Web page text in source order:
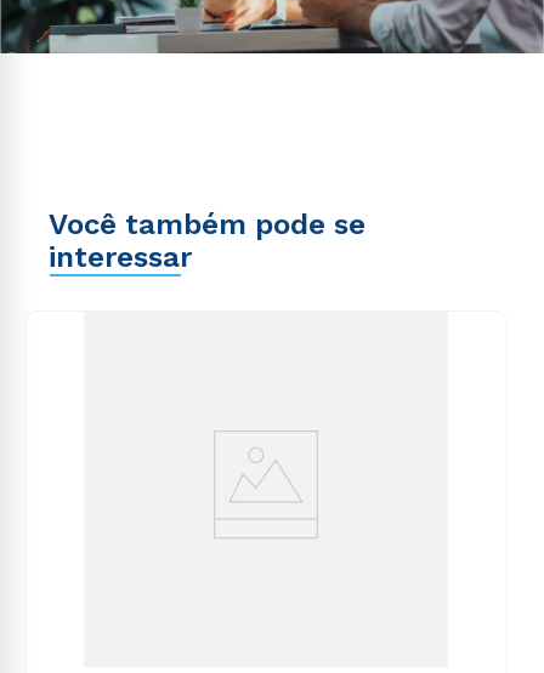
Você também pode se
interessar